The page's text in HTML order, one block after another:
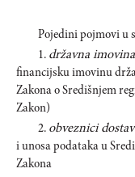
Pojedini pojmovi u
1. državna
financijsku imovinu
Zakona o Središnjem
Zakon)
2. obveznici
i unosa podataka u
Zakona